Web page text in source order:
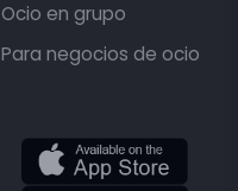
Ocio en grupo
Para negocios de ocio